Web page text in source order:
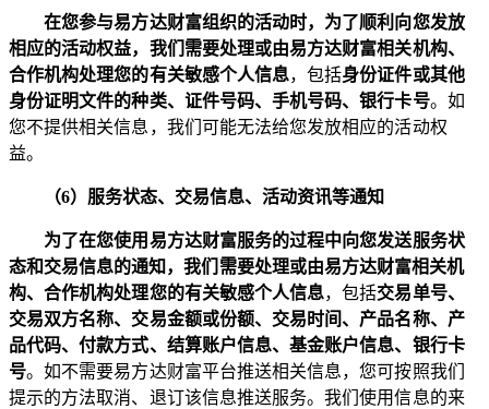
在您参与易方达财富组织的活动时，为了顺利向您发放
相应的活动权益，我们需要处理或由易方达财富相关机构、
合作机构处理您的有关敏感个人信息，包括身份证件或其他
身份证明文件的种类、证件号码、手机号码、银行卡号。如
您不提供相关信息，我们可能无法给您发放相应的活动权
益。
（6）服务状态、交易信息、活动资讯等通知
为了在您使用易方达财富服务的过程中向您发送服务状
态和交易信息的通知，我们需要处理或由易方达财富相关机
构、合作机构处理您的有关敏感个人信息，包括交易单号、
交易双方名称、交易金额或份额、交易时间、产品名称、产
品代码、付款方式、结算账户信息、基金账户信息、银行卡
号。如不需要易方达财富平台推送相关信息，您可按照我们
提示的方法取消、退订该信息推送服务。我们使用信息的来